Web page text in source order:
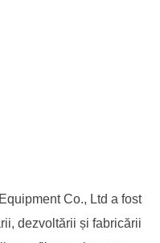
fi utilizate pentru
și purificarea
Co., Ltd a fost
dezvoltării și fabricării